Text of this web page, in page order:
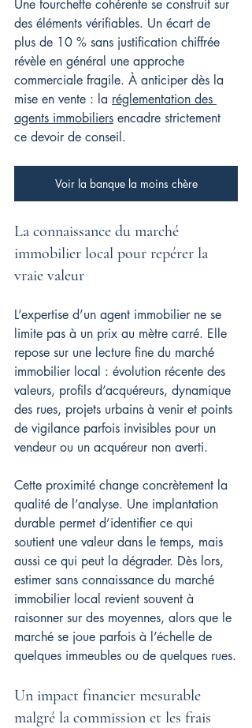
Une fourchette cohérente se construit sur
des éléments vérifiables. Un écart de
plus de 10 % sans justification chiffrée
révèle en général une approche
commerciale fragile. À anticiper dès la
mise en vente : la réglementation des
agents immobiliers encadre strictement
ce devoir de conseil.
Voir la banque la moins chère
La connaissance du marché
immobilier local pour repérer la
vraie valeur
L’expertise d’un agent immobilier ne se
limite pas à un prix au mètre carré. Elle
repose sur une lecture fine du marché
immobilier local : évolution récente des
valeurs, profils d’acquéreurs, dynamique
des rues, projets urbains à venir et points
de vigilance parfois invisibles pour un
vendeur ou un acquéreur non averti.
Cette proximité change concrètement la
qualité de l’analyse. Une implantation
durable permet d’identifier ce qui
soutient une valeur dans le temps, mais
aussi ce qui peut la dégrader. Dès lors,
estimer sans connaissance du marché
immobilier local revient souvent à
raisonner sur des moyennes, alors que le
marché se joue parfois à l’échelle de
quelques immeubles ou de quelques rues.
Un impact financier mesurable
malgré la commission et les frais